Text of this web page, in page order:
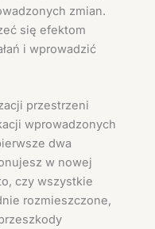
zmian.
się efektom
i wprowadzić
przestrzeni
wprowadzonych
dwa
w nowej
czy wszystkie
rozmieszczone,